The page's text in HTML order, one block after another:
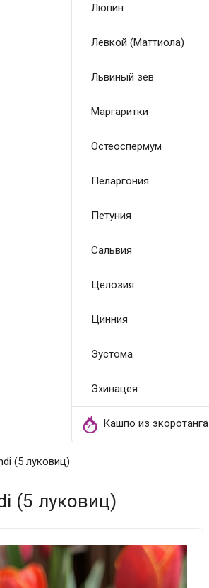
Люпин
Левкой (Маттиола)
Львиный зев
Маргаритки
Остеоспермум
Пеларгония
Петуния
Сальвия
Целозия
Цинния
Эустома
Эхинацея
Кашпо из экоротанга
(5 луковиц)
(5 луковиц)